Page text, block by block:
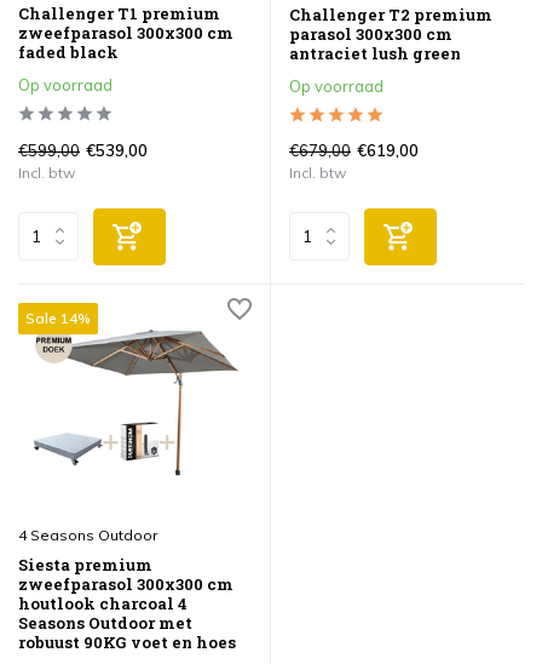
Challenger T1 premium
zweefparasol 300x300 cm
faded black
Op voorraad
€599,00 €539,00
Incl. btw
Challenger T2 premium
parasol 300x300 cm
antraciet lush green
Op voorraad
€679,00 €619,00
Incl. btw
Sale 14%
4 Seasons Outdoor
Siesta premium
zweefparasol 300x300 cm
houtlook charcoal 4
Seasons Outdoor met
robuust 90KG voet en hoes